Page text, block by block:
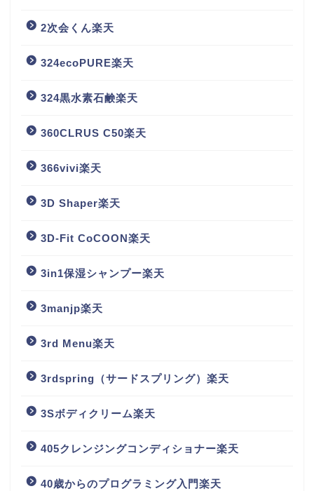
2次会くん楽天
324ecoPURE楽天
324黒水素石鹸楽天
360CLRUS C50楽天
366vivi楽天
3D Shaper楽天
3D-Fit CoCOON楽天
3in1保湿シャンプー楽天
3manjp楽天
3rd Menu楽天
3rdspring（サードスプリング）楽天
3Sボディクリーム楽天
405クレンジングコンディショナー楽天
40歳からのプログラミング入門楽天